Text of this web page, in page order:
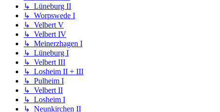
↳ Lüneburg II
↳ Worpswede I
↳ Velbert V
↳ Velbert IV
↳ Meinerzhagen I
↳ Lüneburg I
↳ Velbert III
↳ Losheim II + III
↳ Pulheim I
↳ Velbert II
↳ Losheim I
↳ Neunkirchen II